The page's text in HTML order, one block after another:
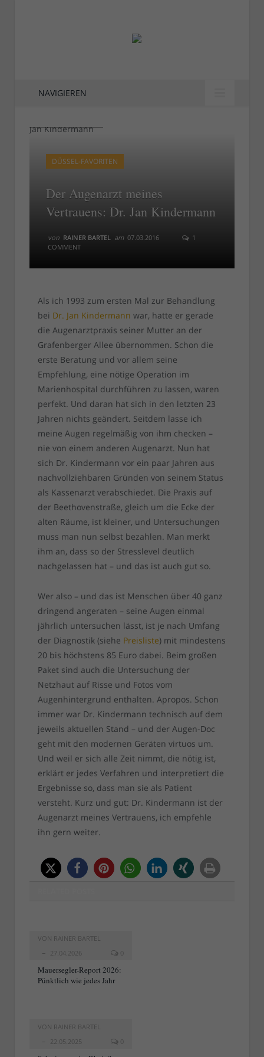
NAVIGIEREN
DÜSSEL-FAVORITEN
Der Augenarzt meines
Vertrauens: Dr. Jan Kindermann
von RAINER BARTEL am 07.03.2016
1
COMMENT
Als ich 1993 zum ersten Mal zur Behandlung
bei Dr. Jan Kindermann war, hatte er gerade
die Augenarztpraxis seiner Mutter an der
Grafenberger Allee übernommen. Schon die
erste Beratung und vor allem seine
Empfehlung, eine nötige Operation im
Marienhospital durchführen zu lassen, waren
perfekt. Und daran hat sich in den letzten 23
Jahren nichts geändert. Seitdem lasse ich
meine Augen regelmäßig von ihm checken –
nie von einem anderen Augenarzt. Nun hat
sich Dr. Kindermann vor ein paar Jahren aus
nachvollziehbaren Gründen von seinem Status
als Kassenarzt verabschiedet. Die Praxis auf
der Beethovenstraße, gleich um die Ecke der
alten Räume, ist kleiner, und Untersuchungen
muss man nun selbst bezahlen. Man merkt
ihm an, dass so der Stresslevel deutlich
nachgelassen hat – und das ist auch gut so.
Wer also – und das ist Menschen über 40 ganz
dringend angeraten – seine Augen einmal
jährlich untersuchen lässt, ist je nach Umfang
der Diagnostik (siehe Preisliste) mit mindestens
20 bis höchstens 85 Euro dabei. Beim großen
Paket sind auch die Untersuchung der
Netzhaut auf Risse und Fotos vom
Augenhintergrund enthalten. Apropos. Schon
immer war Dr. Kindermann technisch auf dem
jeweils aktuellen Stand – und der Augen-Doc
geht mit den modernen Geräten virtuos um.
Und weil er sich alle Zeit nimmt, die nötig ist,
erklärt er jedes Verfahren und interpretiert die
Ergebnisse so, dass man sie als Patient
versteht. Kurz und gut: Dr. Kindermann ist der
Augenarzt meines Vertrauens, ich empfehle
ihn gern weiter.
VON RAINER BARTEL
27.04.2026
0
Mauersegler-Report 2026:
Pünktlich wie jedes Jahr
VON RAINER BARTEL
22.05.2025
0